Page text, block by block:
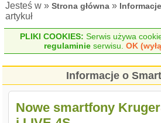
Jesteś w »Strona główna »
artykuł
PLIKI COOKIES: Serwis używa
regulaminie serwisu.OK
Informacje o
Nowe smartfony